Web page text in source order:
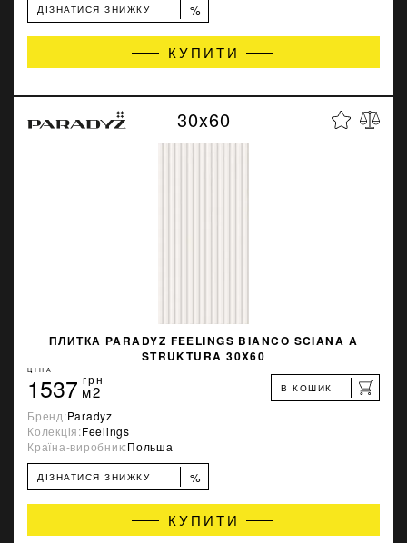
ДІЗНАТИСЯ ЗНИЖКУ %
КУПИТИ
30x60
ПЛИТКА PARADYZ FEELINGS BIANCO SCIANA A
STRUKTURA 30X60
ЦІНА
1537 грн
м2 В КОШИК
Бренд:Paradyz
Колекція:Feelings
Країна-виробник:Польша
ДІЗНАТИСЯ ЗНИЖКУ %
КУПИТИ